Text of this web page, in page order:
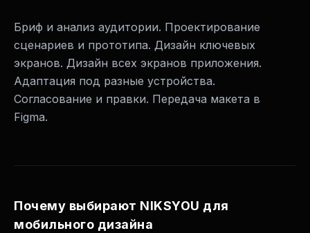
Бриф и анализ аудитории. Проектирование
сценариев и прототипа. Дизайн ключевых
экранов. Дизайн всех экранов приложения.
Адаптация под разные устройства.
Согласование и правки. Передача макета в
Figma.
Почему выбирают NIKSYOU для
мобильного дизайна